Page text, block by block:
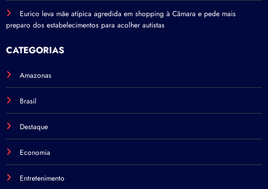
Eurico leva mãe atípica agredida em shopping à Câmara e pede mais
preparo dos estabelecimentos para acolher autistas
CATEGORIAS
Amazonas
Brasil
Destaque
Economia
Entretenimento